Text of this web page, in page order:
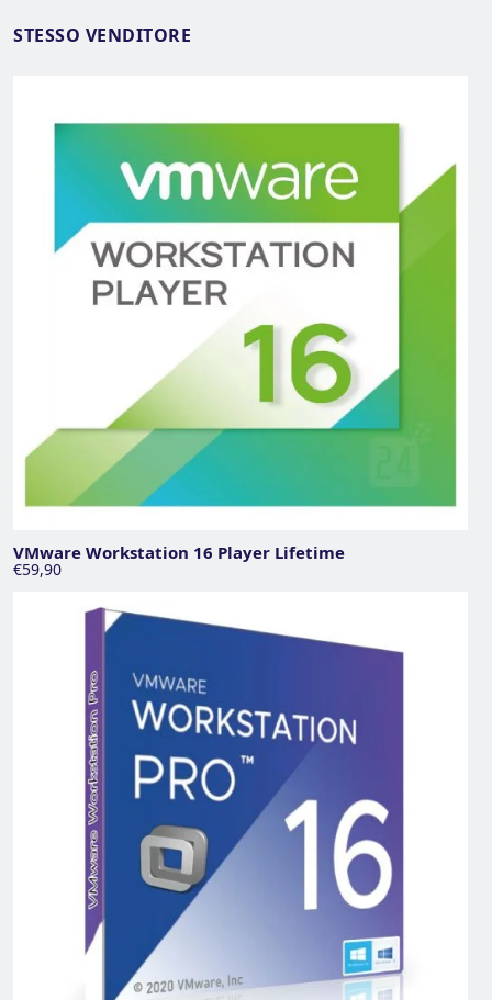
STESSO VENDITORE
VMware Workstation 16 Player Lifetime
€59,90